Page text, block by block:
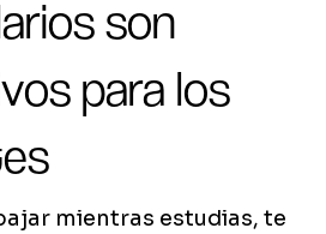
son
para los
mientras estudias, te